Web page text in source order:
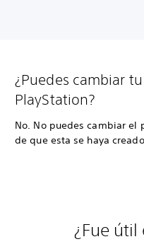
¿Puedes cambiar
PlayStation?
No. No puedes cambiar el
de que esta se haya creado.
¿Fue útil